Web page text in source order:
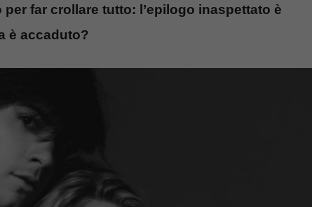
far crollare tutto: l’epilogo inaspettato è
è accaduto?